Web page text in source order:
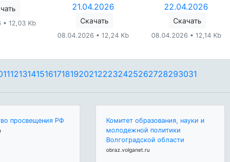
12,03 Kb
21.04.2026
Скачать
08.04.2026 • 12,24 Kb
22.04.2026
Скачать
08.04.2026 • 12,14 Kb
111213141516171819202122232425262728293031
просвещения РФ
Комитет образования, науки и
молодежной политики
Волгоградской области
obraz.volganet.ru